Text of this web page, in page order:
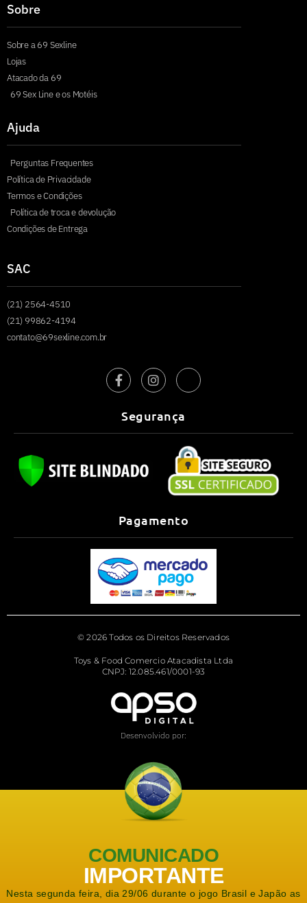
Sobre
Sobre a 69 Sexline
Lojas
Atacado da 69
69 Sex Line e os Motéis
Ajuda
Perguntas Frequentes
Política de Privacidade
Termos e Condições
Política de troca e devolução
Condições de Entrega
SAC
(21) 2564-4510
(21) 99862-4194
contato@69sexline.com.br
Segurança
Pagamento
© 2026 Todos os Direitos Reservados
Toys & Food Comercio Atacadista Ltda
CNPJ: 12.085.461/0001-93
Desenvolvido por:
COMUNICADO
IMPORTANTE
Nesta segunda feira, dia 29/06 durante o jogo Brasil e Japão as